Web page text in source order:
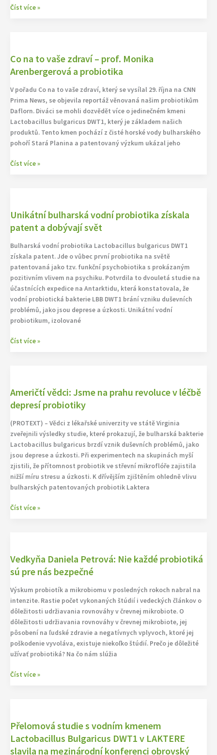
Číst více »
Co na to vaše zdraví – prof. Monika
Arenbergerová a probiotika
V pořadu Co na to vaše zdraví, který se vysílal 29. října na CNN
Prima News, se objevila reportáž věnovaná našim probiotikům
Daflorn. Diváci se mohli dozvědět více o jedinečném kmeni
Lactobacillus bulgaricus DWT1, který je základem našich
produktů. Tento kmen pochází z čisté horské vody bulharského
pohoří Stará Planina a patentovaný výzkum ukázal jeho
to
vaše
–
prof.
Monika
Arenbergerová
a
probiotika
Číst více »
Unikátní bulharská vodní probiotika získala
patent a dobývají svět
Bulharská vodní probiotika Lactobacillus bulgaricus DWT1
získala patent. Jde o vůbec první probiotika na světě
patentovaná jako tzv. funkční psychobiotika s prokázaným
pozitivním vlivem na psychiku. Potvrdila to dvouletá studie na
účastnících expedice na Antarktidu, která konstatovala, že
vodní probiotická bakterie LBB DWT1 brání vzniku duševních
problémů, jako jsou deprese a úzkosti. Unikátní vodní
probiotikum, izolované
vodní
probiotika
získala
patent
a
dobývají
svět
Číst více »
Američtí vědci: Jsme na prahu revoluce v léčbě
depresí probiotiky
(PROTEXT) – Vědci z lékařské univerzity ve státě Virginia
zveřejnili výsledky studie, které prokazují, že bulharská bakterie
Lactobacillus bulgaricus brzdí vznik duševních problémů, jako
jsou deprese a úzkosti. Při experimentech na skupinách myší
zjistili, že přítomnost probiotik ve střevní mikroflóře zajistila
nižší míru stresu a úzkosti. K dřívějším zjištěním ohledně vlivu
bulharských patentovaných probiotik Laktera
Jsme
na
prahu
revoluce
v
léčbě
depresí
probiotiky
Číst více »
Vedkyňa Daniela Petrová: Nie každé probiotiká
sú pre nás bezpečné
Výskum probiotík a mikrobiomu v posledných rokoch nabral na
intenzite. Rastie počet vykonaných štúdií i vedeckých článkov o
dôležitosti udržiavania rovnováhy v črevnej mikrobiote. O
dôležitosti udržiavania rovnováhy v črevnej mikrobiote, jej
pôsobení na ľudské zdravie a negatívnych vplyvoch, ktoré jej
poškodenie vyvoláva, existuje niekoľko štúdií. Prečo je dôležité
užívať probiotiká? Na čo nám slúžia
Petrová:
Nie
každé
probiotiká
sú
pre
nás
bezpečné
Číst více »
Přelomová studie s vodním kmenem
Lactobacillus Bulgaricus DWT1 v LAKTERE
slavila na mezinárodní konferenci obrovský
s
vodním
kmenem